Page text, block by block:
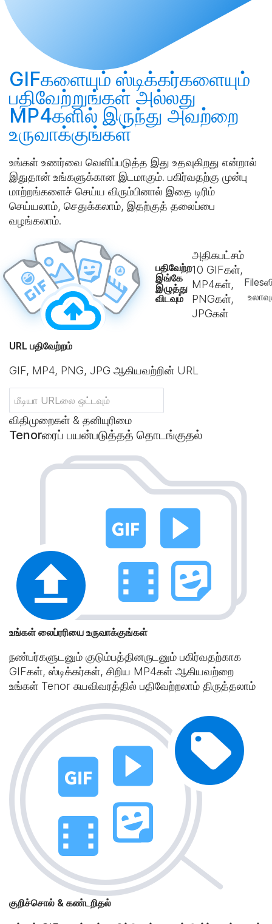
GIFகளையும் ஸ்டிக்கர்களையும்
பதிவேற்றுங்கள் அல்லது
MP4களில் இருந்து அவற்றை
உருவாக்குங்கள்
உங்கள் உணர்வை வெளிப்படுத்த இது உதவுகிறது என்றால்
இதுதான் உங்களுக்கான இடமாகும். பகிர்வதற்கு முன்பு
மாற்றங்களைச் செய்ய விரும்பினால் இதை டிரிம்
செய்யலாம், செதுக்கலாம், இதற்குத் தலைப்பை
வழங்கலாம்.
பதிவேற்ற
இங்கே
இழுத்து
விடவும்
அதிகபட்சம்
10 GIFகள்,
MP4கள்,
PNGகள்,
JPGகள்
URL பதிவேற்றம்
GIF, MP4, PNG, JPG ஆகியவற்றின் URL
விதிமுறைகள் & தனியுரிமை
Tenorரைப் பயன்படுத்தத் தொடங்குதல்
உங்கள் லைப்ரரியை உருவாக்குங்கள்
நண்பர்களுடனும் குடும்பத்தினருடனும் பகிர்வதற்காக
GIFகள், ஸ்டிக்கர்கள், சிறிய MP4கள் ஆகியவற்றை
உங்கள் Tenor சுயவிவரத்தில் பதிவேற்றலாம் திருத்தலாம்
குறிச்சொல் & கண்டறிதல்